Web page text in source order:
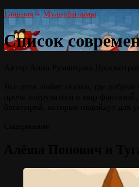
Главная » Мультфильмы
Список